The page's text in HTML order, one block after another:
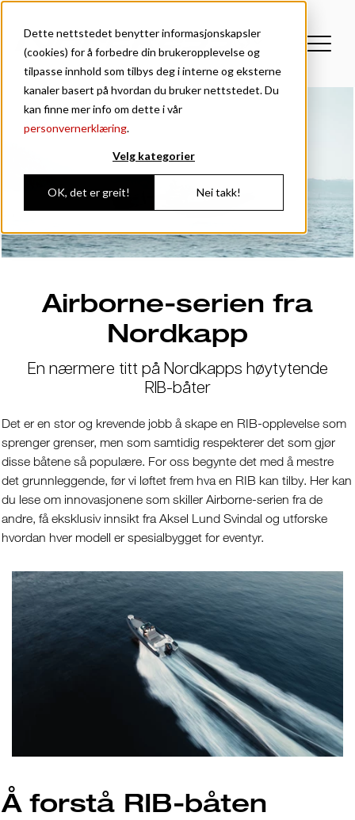
Dette nettstedet benytter informasjonskapsler
(cookies) for å forbedre din brukeropplevelse og
tilpasse innhold som tilbys deg i interne og eksterne
kanaler basert på hvordan du bruker nettstedet. Du
kan finne mer info om dette i vår
personvernerklæring.
Velg kategorier
OK, det er greit! Nei takk!
Airborne-serien fra
Nordkapp
En nærmere titt på Nordkapps høytytende
RIB-båter
Det er en stor og krevende jobb å skape en RIB-opplevelse som
sprenger grenser, men som samtidig respekterer det som gjør
disse båtene så populære. For oss begynte det med å mestre
det grunnleggende, før vi løftet frem hva en RIB kan tilby. Her kan
du lese om innovasjonene som skiller Airborne-serien fra de
andre, få eksklusiv innsikt fra Aksel Lund Svindal og utforske
hvordan hver modell er spesialbygget for eventyr.
Å forstå RIB-båten